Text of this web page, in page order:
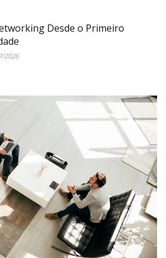
Desde o Primeiro
2026